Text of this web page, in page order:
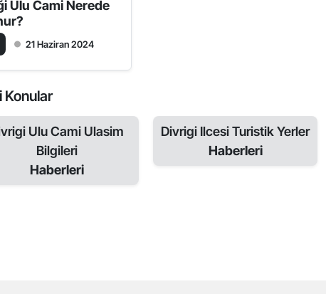
Ulu Cami Nerede
21 Haziran 2024
Konular
Ulu Cami Ulasim
Bilgileri
Haberleri
Divrigi Ilcesi Turistik Yerler
Haberleri